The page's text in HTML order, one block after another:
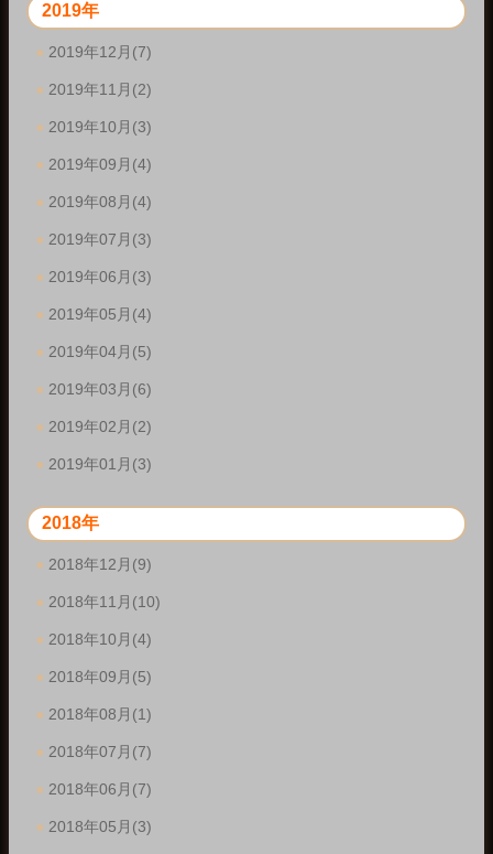
2019年
2019年12月(7)
2019年11月(2)
2019年10月(3)
2019年09月(4)
2019年08月(4)
2019年07月(3)
2019年06月(3)
2019年05月(4)
2019年04月(5)
2019年03月(6)
2019年02月(2)
2019年01月(3)
2018年
2018年12月(9)
2018年11月(10)
2018年10月(4)
2018年09月(5)
2018年08月(1)
2018年07月(7)
2018年06月(7)
2018年05月(3)